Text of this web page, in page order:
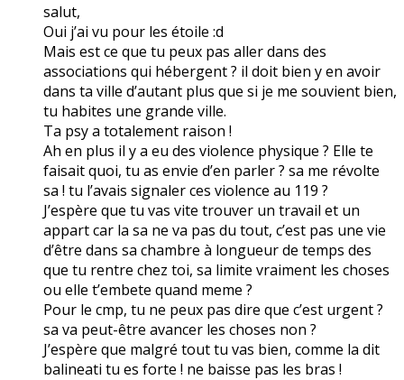
salut,
Oui j’ai vu pour les étoile :d
Mais est ce que tu peux pas aller dans des
associations qui hébergent ? il doit bien y en avoir
dans ta ville d’autant plus que si je me souvient bien,
tu habites une grande ville.
Ta psy a totalement raison !
Ah en plus il y a eu des violence physique ? Elle te
faisait quoi, tu as envie d’en parler ? sa me révolte
sa ! tu l’avais signaler ces violence au 119 ?
J’espère que tu vas vite trouver un travail et un
appart car la sa ne va pas du tout, c’est pas une vie
d’être dans sa chambre à longueur de temps des
que tu rentre chez toi, sa limite vraiment les choses
ou elle t’embete quand meme ?
Pour le cmp, tu ne peux pas dire que c’est urgent ?
sa va peut-être avancer les choses non ?
J’espère que malgré tout tu vas bien, comme la dit
balineati tu es forte ! ne baisse pas les bras !